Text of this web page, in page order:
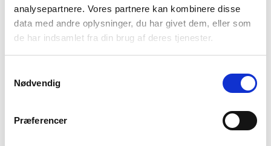
analysepartnere. Vores partnere kan kombinere disse
data med andre oplysninger, du har givet dem, eller som
de har indsamlet fra din brug af deres tjenester.
Nødvendig
Præferencer
Sovepose – Snugpak
649kr
Sovepose – Snugpak